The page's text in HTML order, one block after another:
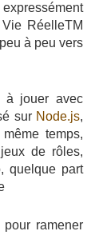
RéelleTM
à peu vers
à jouer avec
sur Node.js,
temps,
de rôles,
quelque part
pour ramener